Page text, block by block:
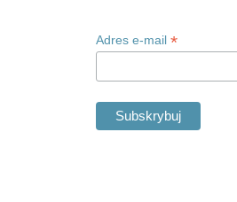
Adres e-mail *